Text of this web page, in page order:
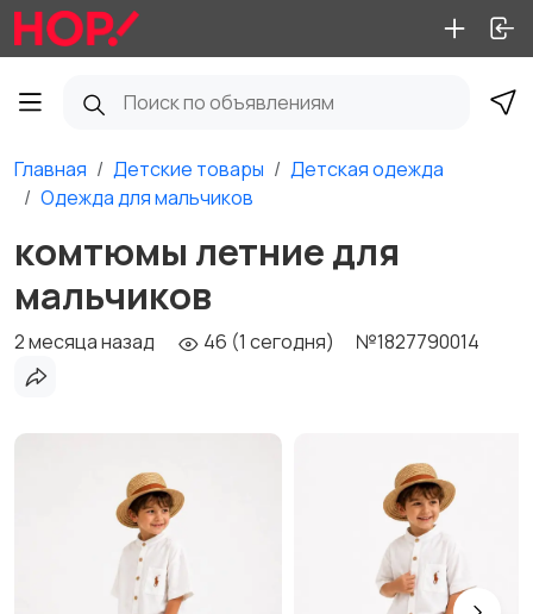
Главная Детские товары
Детская одежда
Одежда для мальчиков
комтюмы летние для
мальчиков
2 месяца назад 46 (1 сегодня) №1827790014